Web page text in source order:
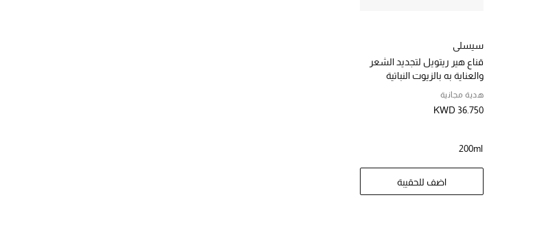
سيسلي
قناع هير ريتويل لتجديد الشعر
والعناية به بالزيوت النباتية
هدية مجانية
KWD 36.750
200ml
اضف للحقيبة